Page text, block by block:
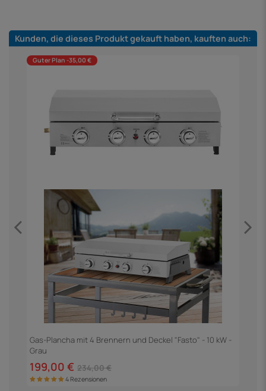
Kunden, die dieses Produkt gekauft haben, kauften auch:
Guter Plan -35,00 €
Gas-Plancha mit 4 Brennern und Deckel "Fasto" - 10 kW -
Grau
199,00 € 234,00 €
4 Rezensionen